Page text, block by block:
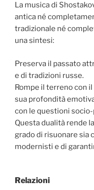
La musica di
antica né
tradizionale né
una sintesi:
Preserva il passato
e di tradizioni russe.
Rompe il terreno con
sua profondità
con le questioni
Questa dualità rende
grado di risuonare sia
modernisti e di
Relazioni